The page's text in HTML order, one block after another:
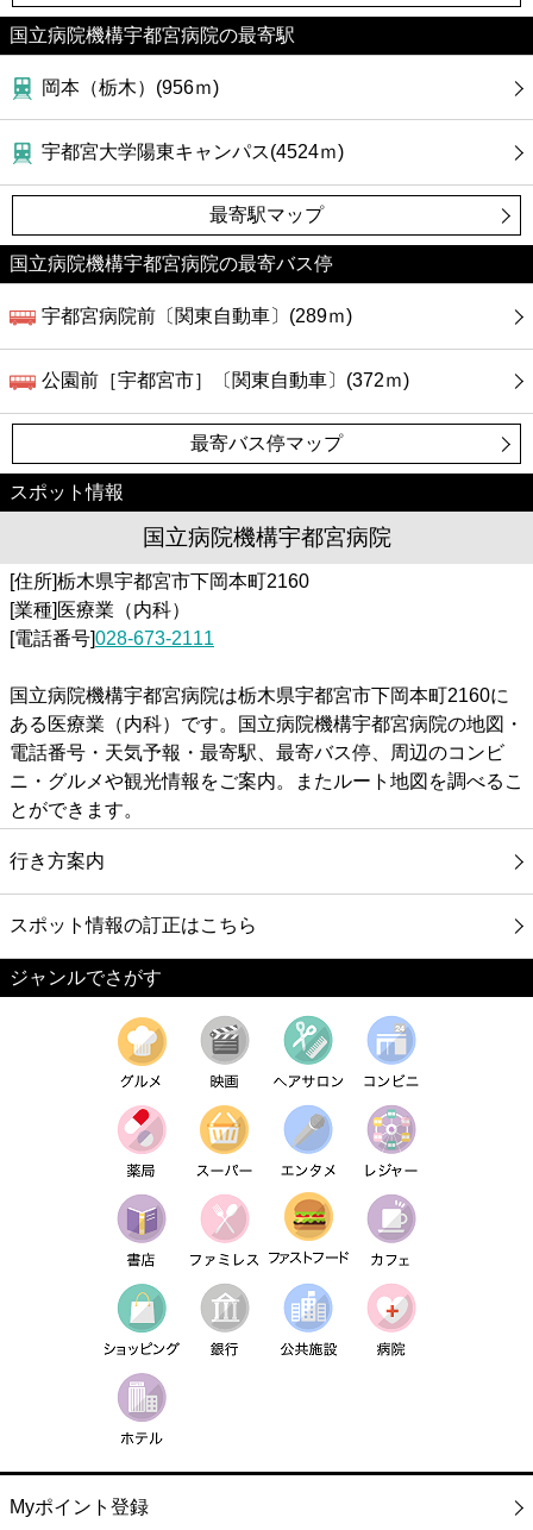
病院
ホテル
国立病院機構宇都宮病院の最寄駅
岡本（栃木）(956ｍ)
宇都宮大学陽東キャンパス(4524ｍ)
最寄駅マップ
国立病院機構宇都宮病院の最寄バス停
宇都宮病院前〔関東自動車〕(289ｍ)
公園前［宇都宮市］〔関東自動車〕(372ｍ)
最寄バス停マップ
スポット情報
国立病院機構宇都宮病院
[住所]栃木県宇都宮市下岡本町2160
[業種]医療業（内科）
[電話番号]028-673-2111
国立病院機構宇都宮病院は栃木県宇都宮市下岡本町2160に
ある医療業（内科）です。国立病院機構宇都宮病院の地図・
電話番号・天気予報・最寄駅、最寄バス停、周辺のコンビ
ニ・グルメや観光情報をご案内。またルート地図を調べるこ
とができます。
行き方案内
スポット情報の訂正はこちら
ジャンルでさがす
Myポイント登録